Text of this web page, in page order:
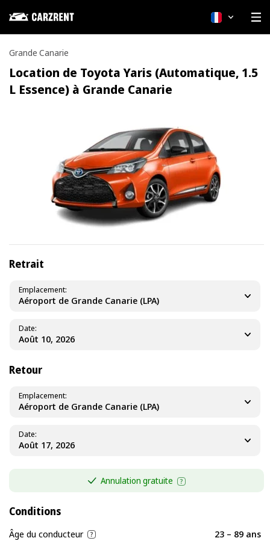
Français
Grande Canarie
Location de Toyota Yaris (Automatique, 1.5
L Essence) à Grande Canarie
Retrait
Aéroport de Grande Canarie (LPA)
Emplacement
Date
Retour
Aéroport de Grande Canarie (LPA)
Emplacement
Date
Annulation gratuite
Conditions
Âge du conducteur
23 – 89 ans